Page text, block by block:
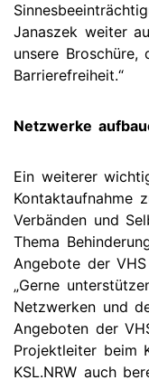
Janaszek weiter
unsere Broschüre,
Barrierefreiheit.“
Netzwerke
Ein weiterer
Kontaktaufnahme
Verbänden und
Thema
Angebote der
„Gerne
Netzwerken und
Angeboten der
Projektleiter beim
KSL.NRW auch